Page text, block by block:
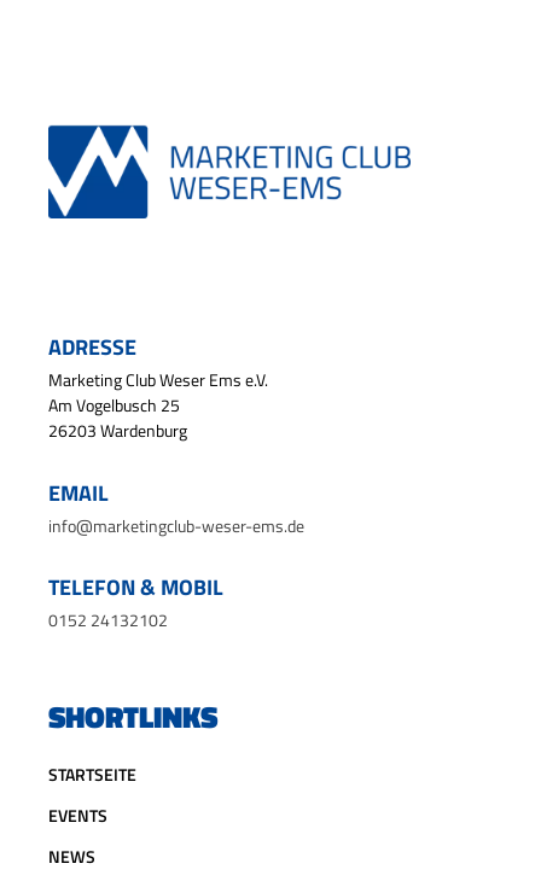
ADRESSE
Marketing Club Weser Ems e.V.
Am Vogelbusch 25
26203 Wardenburg
EMAIL
info@marketingclub-weser-ems.de
TELEFON & MOBIL
0152 24132102
SHORTLINKS
STARTSEITE
EVENTS
NEWS